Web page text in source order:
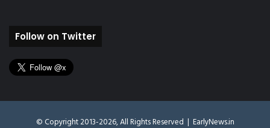
Follow on Twitter
© Copyright 2013-2026, All Rights Reserved | EarlyNews.in